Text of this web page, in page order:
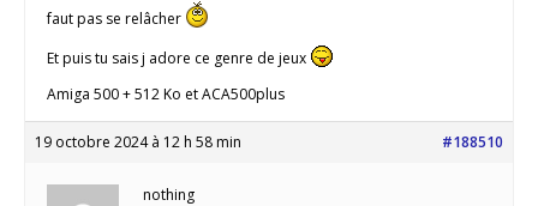
faut pas se relâcher
Et puis tu sais j adore ce genre de jeux
Amiga 500 + 512 Ko et ACA500plus
19 octobre 2024 à 12 h 58 min #188510
nothing